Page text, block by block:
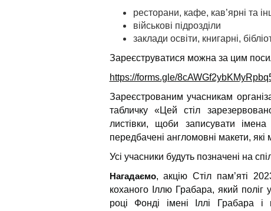
ресторани, кафе, кав’ярні та
військові підрозділи
заклади освіти, книгарні,
Зареєструватися можна за цим
https://forms.gle/
Зареєстрованим учасникам
табличку «Цей стіл
листівки, щоби записувати
передбачені англомовні макети,
Усі учасники будуть позначені на
Нагадаємо, акцію Стіл пам’яті
коханого Іллю Грабара, який поліг
році Фонді імені Іллі Грабара